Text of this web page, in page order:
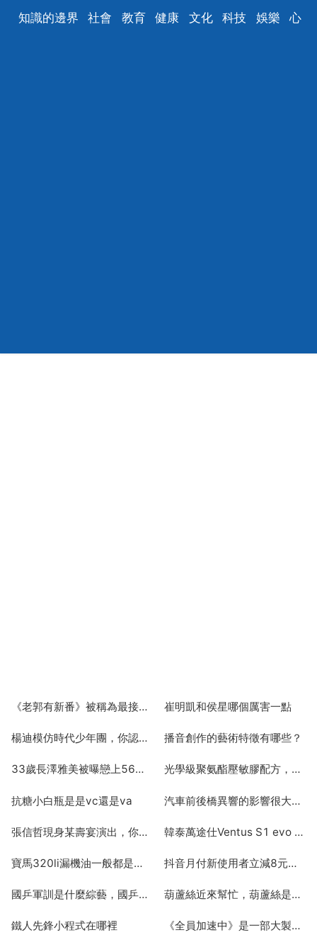
知識的邊界 社會 教育 健康 文化 科技 娛樂 心
《老郭有新番》被稱為最接地氣的文化綜藝，00後對文化綜藝的接受度如何？
2025-06-15
崔明凱和侯星哪個厲害一點
2025-06-15
楊迪模仿時代少年團，你認為他模仿的像嗎
2025-06-15
播音創作的藝術特徵有哪些？
2025-06-15
33歲長澤雅美被曝戀上56歲大叔，謠言還是真相？
2025-06-15
光學級聚氨酯壓敏膠配方，聚丙烯酸酯壓敏膠的配方 效能
2025-06-15
抗糖小白瓶是是vc還是va
2025-06-15
汽車前後橋異響的影響很大，怎麼可以快速解決？
2025-06-15
張信哲現身某壽宴演出，你覺得他的嗓音與情歌適配度如何？
2025-06-15
韓泰萬途仕Ventus S1 evo （K127）這款輪胎的測評怎麼樣？
2025-06-15
寶馬320li漏機油一般都是在那個位置
2025-06-15
抖音月付新使用者立減8元什麼意思
2025-06-15
國乒軍訓是什麼綜藝，國乒軍訓在哪可以看
2025-06-15
葫蘆絲近來幫忙，葫蘆絲是什麼
2025-06-15
鐵人先鋒小程式在哪裡 《全員加速中》是一部大製作的綜藝，裡面有哪些嘉賓？